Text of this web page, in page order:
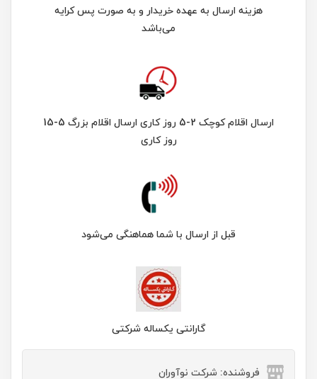
هزینه ارسال به عهده خریدار و به صورت پس کرایه
می‌باشد
ارسال اقلام کوچک 2-5 روز کاری ارسال اقلام بزرگ 5-15
روز کاری
قبل از ارسال با شما هماهنگی می‌شود
گارانتی یکساله شرکتی
فروشنده: شرکت نوآوران